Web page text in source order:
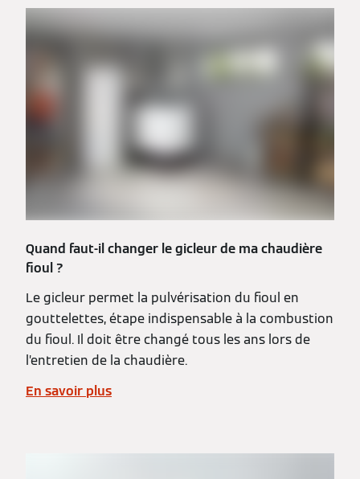
Quand faut-il changer le gicleur de ma chaudière
fioul ?
Le gicleur permet la pulvérisation du fioul en
gouttelettes, étape indispensable à la combustion
du fioul. Il doit être changé tous les ans lors de
l’entretien de la chaudière.
En savoir plus